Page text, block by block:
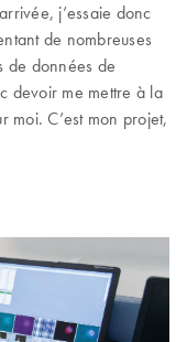
j’essaie donc
de nombreuses
de données de
devoir me mettre à la
moi. C’est mon projet,